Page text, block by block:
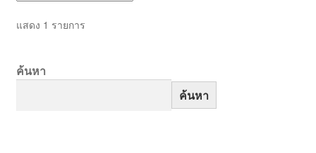
แสดง 1 รายการ
ค้นหา
ค้นหา